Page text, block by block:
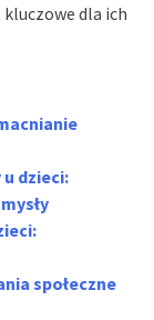
dla ich
dzieci:
społeczne